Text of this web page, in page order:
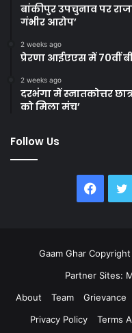
बांकीपुर उपचुनाव पर
गंभीर आरोप’
2 weeks ago
प्रेरणा आईएएस में 70वीं
2 weeks ago
दरभंगा में स्नातकोत्तर
को मिला मंच’
Follow Us
Gaam Ghar
Partner Sites:
About
Team Grievance
Privacy Policy
Terms